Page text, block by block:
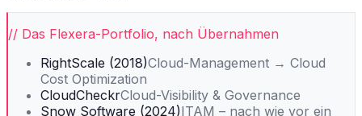
// Das Flexera-Portfolio, nach Übernahmen
RightScale (2018)Cloud-Management → Cloud
Cost Optimization
CloudCheckrCloud-Visibility & Governance
Snow Software (2024)ITAM – nach wie vor ein